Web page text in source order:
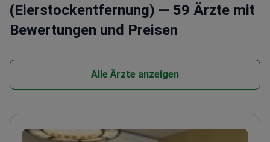
(Eierstockentfernung) — 59 Ärzte mit
Bewertungen und Preisen
Alle Ärzte anzeigen